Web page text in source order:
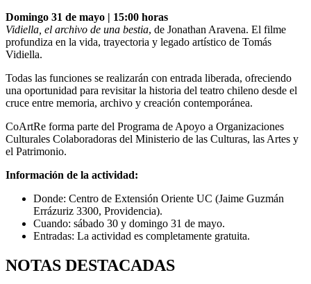
Domingo 31 de mayo | 15:00 horas
Vidiella, el archivo de una bestia, de Jonathan Aravena. El filme
profundiza en la vida, trayectoria y legado artístico de Tomás
Vidiella.
Todas las funciones se realizarán con entrada liberada, ofreciendo
una oportunidad para revisitar la historia del teatro chileno desde el
cruce entre memoria, archivo y creación contemporánea.
CoArtRe forma parte del Programa de Apoyo a Organizaciones
Culturales Colaboradoras del Ministerio de las Culturas, las Artes y
el Patrimonio.
Información de la actividad:
Donde: Centro de Extensión Oriente UC (Jaime Guzmán
Errázuriz 3300, Providencia).
Cuando: sábado 30 y domingo 31 de mayo.
Entradas: La actividad es completamente gratuita.
NOTAS DESTACADAS